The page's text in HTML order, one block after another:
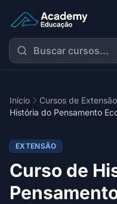
Academy Extensão
Início
Cursos de Extensão
História do Pensamento
EXTENSÃO
Curso de